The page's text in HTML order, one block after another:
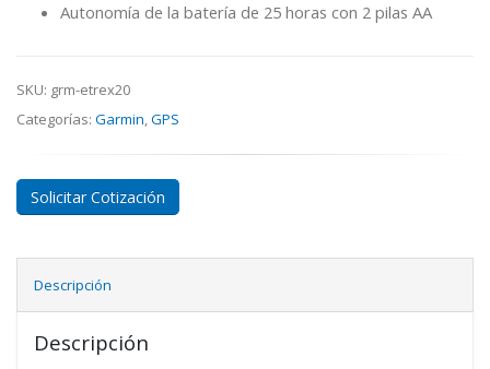
Autonomía de la batería de 25 horas con 2 pilas AA
SKU: grm-etrex20
Categorías: Garmin,GPS
Solicitar Cotización
Descripción
Descripción